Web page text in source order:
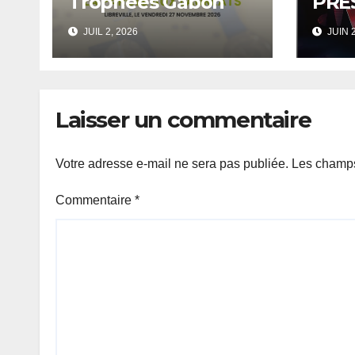
RSEJUIL 2, 2026
À JUIN
Laisser un commentaire
Votre adresse e-mail ne sera pas publiée. Les
Commentaire *